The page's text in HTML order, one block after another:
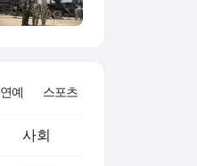
연예 스포츠
사회